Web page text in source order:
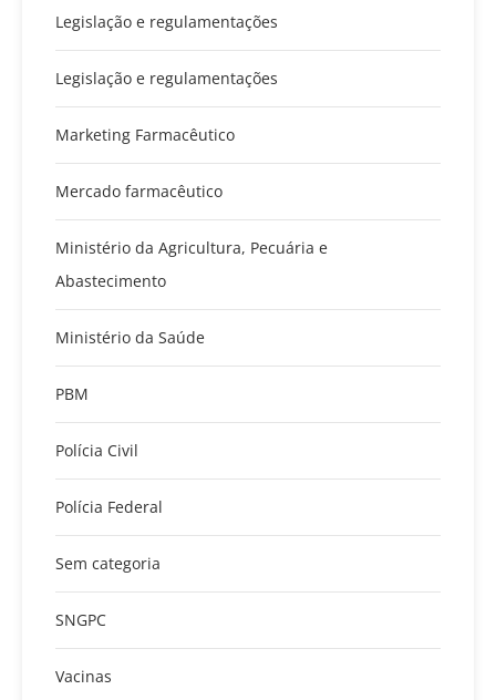
Legislação e regulamentações
Legislação e regulamentações
Marketing Farmacêutico
Mercado farmacêutico
Ministério da Agricultura, Pecuária e
Abastecimento
Ministério da Saúde
PBM
Polícia Civil
Polícia Federal
Sem categoria
SNGPC
Vacinas